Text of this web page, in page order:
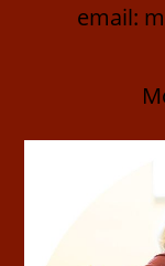
email: